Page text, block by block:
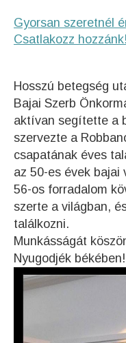
Gyorsan szeretnél
Csatlakozz
Hosszú betegség
Bajai Szerb
aktívan segítette a
szervezte a
csapatának éves
az 50-es évek bajai
56-os forradalom
szerte a világban,
találkozni.
Munkásságát
Nyugodjék békében!